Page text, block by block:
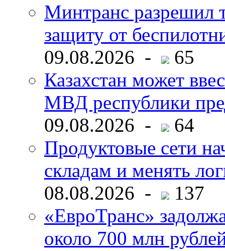
Минтранс разрешил
защиту от
09.08.2026 -
65
Казахстан может
МВД республики
09.08.2026 -
64
Продуктовые сети
складам и менять
08.08.2026 -
137
«ЕвроТранс»
около 700 млн